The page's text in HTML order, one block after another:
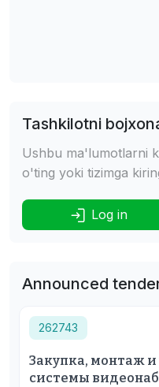
Tashkilotni
Ushbu ma'lumotlarni
o'ting yoki tizimga
Log in
Announced
262743
Закупка, монтаж и
системы